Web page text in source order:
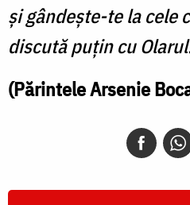
și gândește-te la cele
discută puțin cu
(Părintele Arsenie